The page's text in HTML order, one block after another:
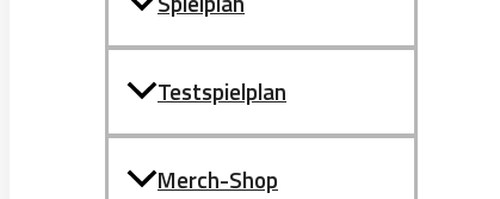
Testspielplan
Merch-Shop